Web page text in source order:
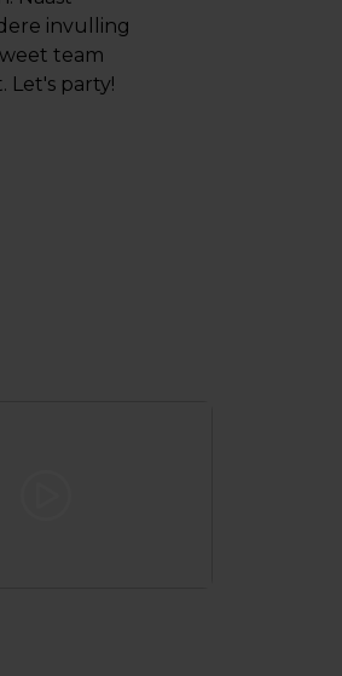
invulling
team
Let's party!